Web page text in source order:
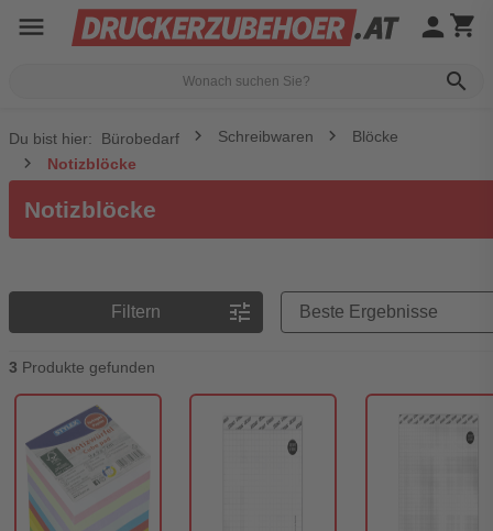
menu
search
person shopping_cart
Du bist hier: Bürobedarf Schreibwaren
Blöcke
Notizblöcke
Notizblöcke
Filtern tune
Preisreihenfolge
3 Produkte gefunden